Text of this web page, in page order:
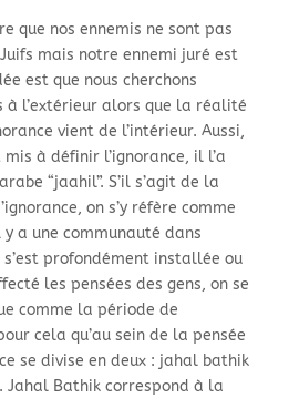
que nos ennemis ne sont pas
mais notre ennemi juré est
est que nous cherchons
à l’extérieur alors que la réalité
vient de l’intérieur. Aussi,
mis à définir l’ignorance, il l’a
“jaahil”. S’il s’agit de la
on s’y réfère comme
a une communauté dans
profondément installée ou
les pensées des gens, on se
comme la période de
cela qu’au sein de la pensée
se divise en deux : jahal bathik
Jahal Bathik correspond à la